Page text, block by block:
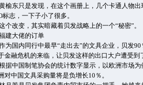
榆东只是发现，在这个画册上，几个卡通人物
标志，一下子小了很多。
个改变，其实暗藏着贝发战略上的一个“秘密”。
建大佬的订单
为国内同行中最早“走出去”的文具企业，贝发
金融危机的来临，让贝发这样的出口大户遭受到
据中国制笔协会的统计数字显示，以欧洲市场
对中国文具采购量将是负增长10％。